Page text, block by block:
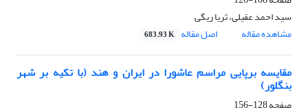
سید احمد عقیلی، ثریا ریگی
مشاهده مقاله
اصل مقاله 683.93 K
مقایسه برپایی مراسم عاشورا در ایران و هند (با تکیه بر شهر
بنگلور)
صفحه128-156